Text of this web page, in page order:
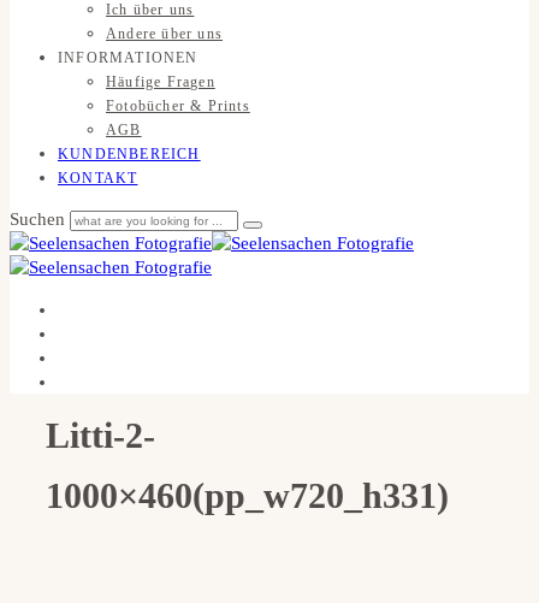
Ich über uns
Andere über uns
INFORMATIONEN
Häufige Fragen
Fotobücher & Prints
AGB
KUNDENBEREICH
KONTAKT
Suchen
Litti-2-
1000×460(pp_w720_h331)